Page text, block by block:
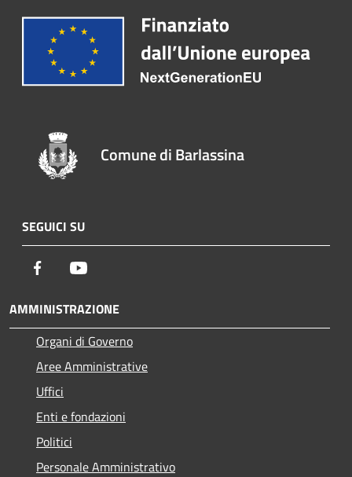
Comune di Barlassina
SEGUICI SU
Facebook
AMMINISTRAZIONE
Organi di Governo
Aree Amministrative
Uffici
Enti e fondazioni
Politici
Personale Amministrativo